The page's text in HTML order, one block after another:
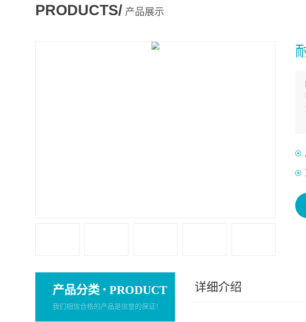
PRODUCTS/ 产品展示
产品分类 · PRODUCT
我们相信合格的产品是信誉的保证！
详细介绍